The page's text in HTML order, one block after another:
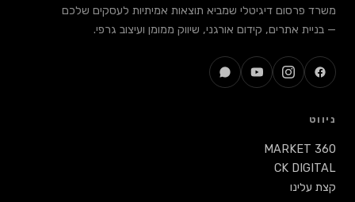
משרד פרסום דיגיטלי שמביא תוצאות אמיתיות לעסקים שלכם
— בניית אתרים, קידום אורגני, שיווק ממומן ועיצוב גרפי.
ניווט
MARKET 360
CK DIGITAL
קצת עלינו